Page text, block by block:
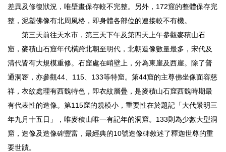
差異及修復狀況，唯壁畫保存較不完整。另外，172窟的整體保存完
整，泥塑佛像有北周風格，即身體各部位的連接較不有機。
第三天前往天水市，第三天下午及第四天上午參觀麥積山石
窟，麥積山石窟年代橫跨北朝至明代，北朝造像數量最多，宋代及
清代皆有大規模重修。石窟處在峭壁上，分為東崖及西崖。除了普
通洞宻，亦參觀44、115、133等特窟。第44窟的主尊佛坐像面容慈
祥，衣紋處理有西魏特色，即衣紋層疊，是麥積山石窟西魏時期最
有代表性的造像。第115窟的規模小，重要性在於題記「大代景明三
年九月十五日」，唯麥積山唯一有記年的洞窟。133則為少數大型洞
窟，造像及造像碑豐富，最經典的10號造像碑敘述了釋迦世尊的重
要世蹟。